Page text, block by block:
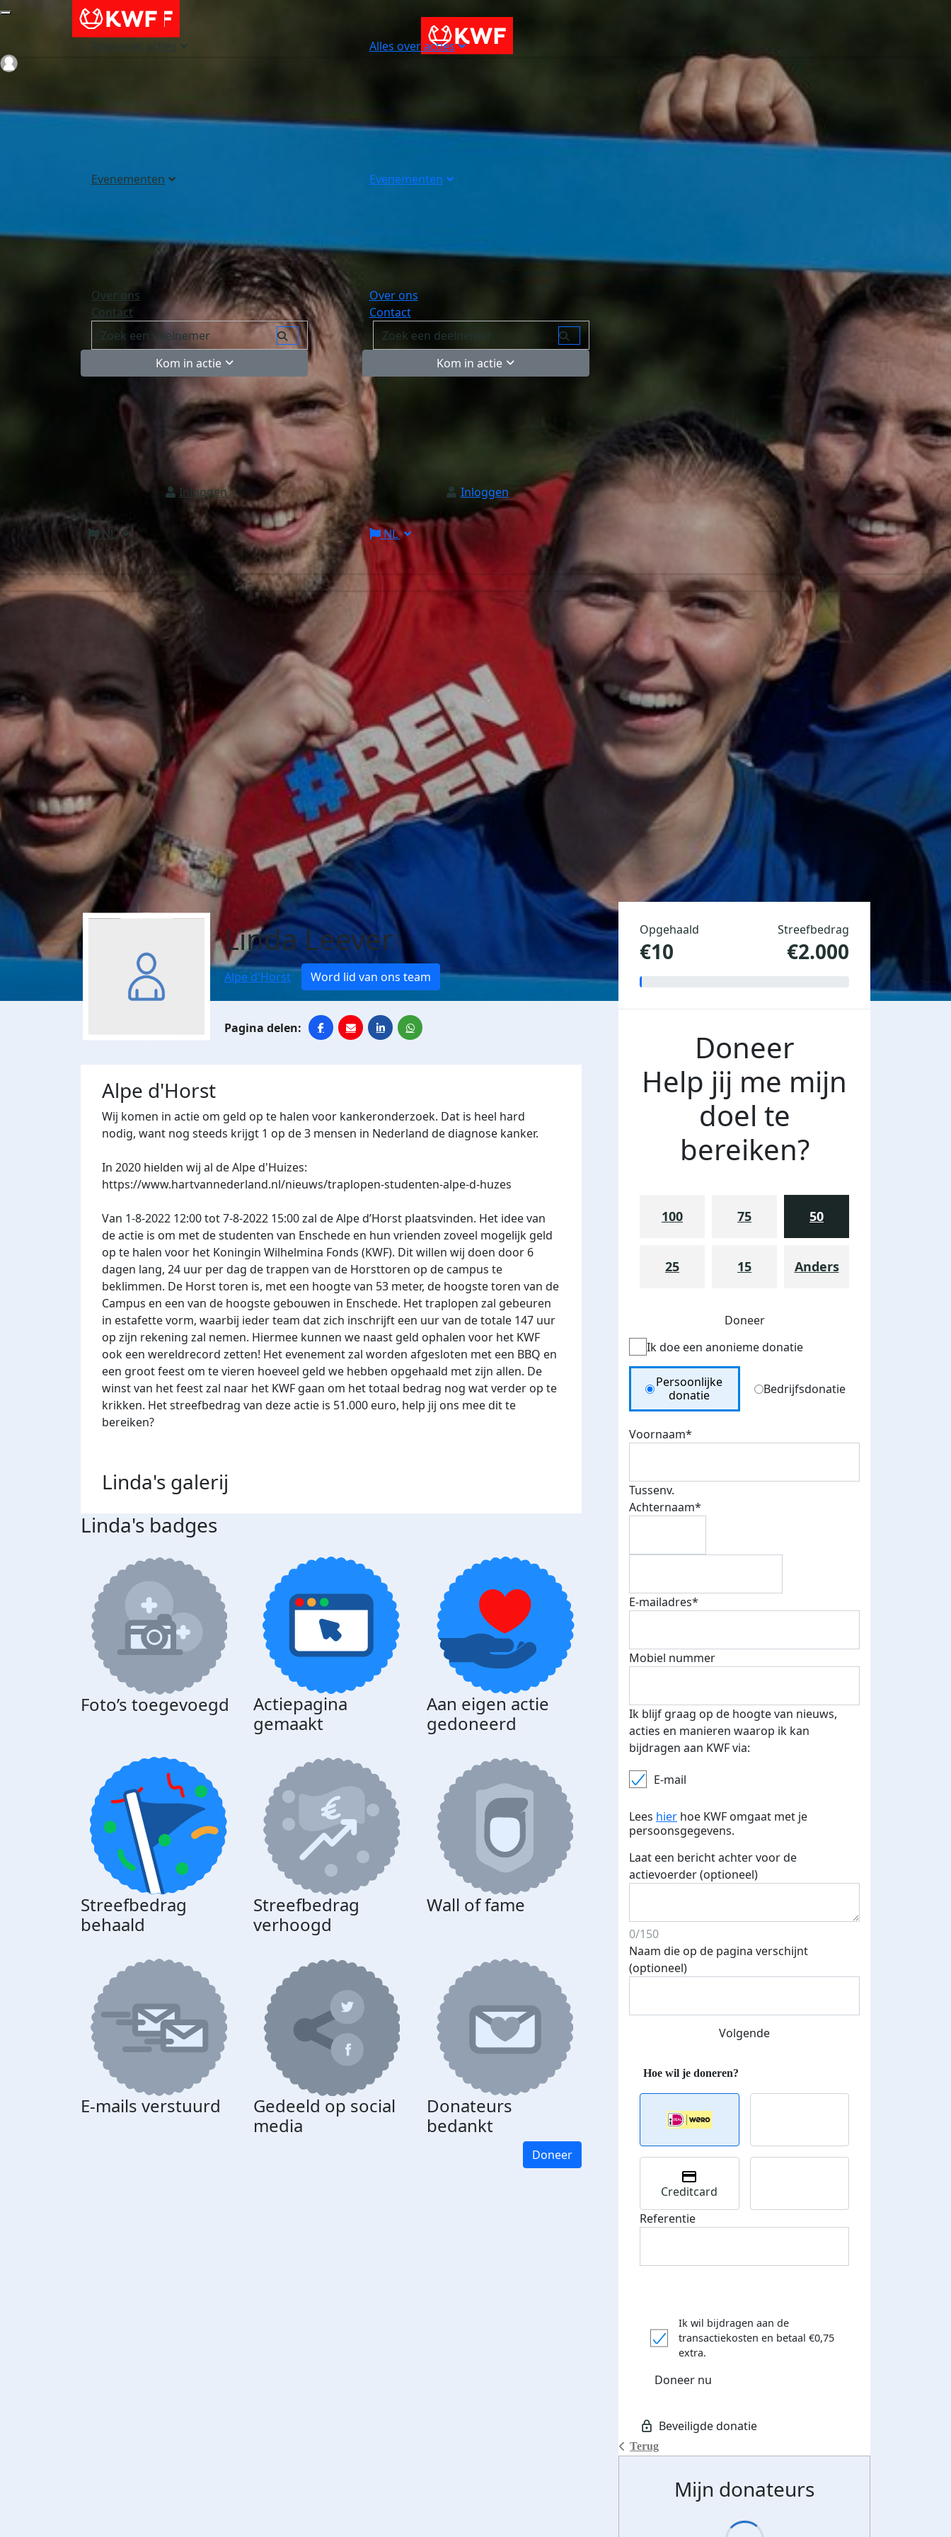
Alles over acties
Evenementen
Over ons
Contact
Kom in actie
Inloggen
NL
Alles over acties
Evenementen
Over ons
Contact
Kom in actie
Inloggen
NL
Linda Leever
Alpe d'Horst Word lid van ons team
Alpe d'Horst
Wij komen in actie om geld op te halen voor kankeronderzoek. Dat is heel hard
nodig, want nog steeds krijgt 1 op de 3 mensen in Nederland de diagnose kanker.
In 2020 hielden wij al de Alpe d'Huizes:
https://www.hartvannederland.nl/nieuws/traplopen-studenten-alpe-d-huzes
Van 1-8-2022 12:00 tot 7-8-2022 15:00 zal de Alpe d’Horst plaatsvinden. Het idee van
de actie is om met de studenten van Enschede en hun vrienden zoveel mogelijk geld
op te halen voor het Koningin Wilhelmina Fonds (KWF). Dit willen wij doen door 6
dagen lang, 24 uur per dag de trappen van de Horsttoren op de campus te
beklimmen. De Horst toren is, met een hoogte van 53 meter, de hoogste toren van de
Campus en een van de hoogste gebouwen in Enschede. Het traplopen zal gebeuren
in estafette vorm, waarbij ieder team dat zich inschrijft een uur van de totale 147 uur
op zijn rekening zal nemen. Hiermee kunnen we naast geld ophalen voor het KWF
ook een wereldrecord zetten! Het evenement zal worden afgesloten met een BBQ en
een groot feest om te vieren hoeveel geld we hebben opgehaald met zijn allen. De
winst van het feest zal naar het KWF gaan om het totaal bedrag nog wat verder op te
krikken. Het streefbedrag van deze actie is 51.000 euro, help jij ons mee dit te
bereiken?
Linda's galerij
Linda's badges
Foto’s toegevoegd
Actiepagina
gemaakt
Aan eigen actie
gedoneerd
Streefbedrag
behaald
Streefbedrag
verhoogd
Wall of fame
E-mails verstuurd
Gedeeld op social
media
Donateurs
bedankt
Doneer
Opgehaald
€10
Streefbedrag
€2.000
Doneer
Help jij me mijn
doel te
bereiken?
100 75 50
25 15 Anders
Doneer
Ik doe een anonieme donatie
Donation Type
Persoonlijke
donatie
Bedrijfsdonatie
Voornaam*
Tussenv.
Achternaam*
E-mailadres*
Mobiel nummer
Ik blijf graag op de hoogte van nieuws,
acties en manieren waarop ik kan
bijdragen aan KWF via:
E-mail
Lees hier hoe KWF omgaat met je
persoonsgegevens.
Laat een bericht achter voor de
actievoerder (optioneel)
0/150
Naam die op de pagina verschijnt
(optioneel)
Volgende
Terug
Creditcard
Referentie
Ik wil bijdragen aan de
transactiekosten en betaal €0,75
extra.
Doneer nu
Mijn donateurs